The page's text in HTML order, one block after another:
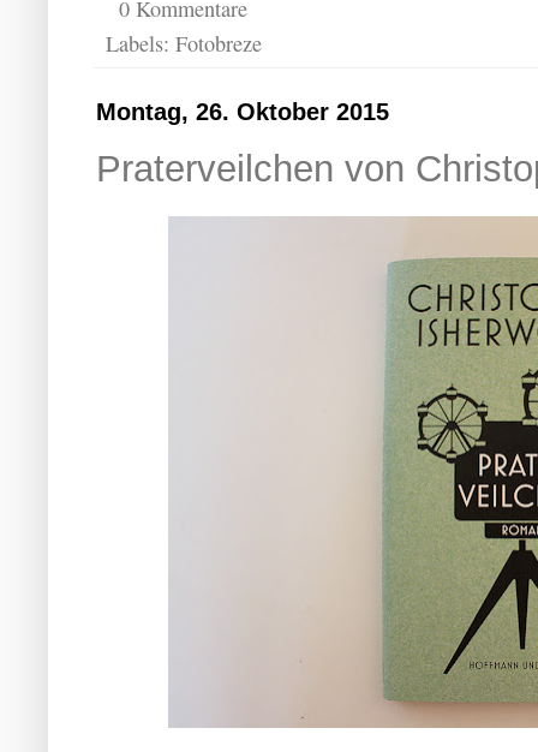
0 Kommentare
Labels: Fotobreze
Montag, 26. Oktober 2015
Praterveilchen von